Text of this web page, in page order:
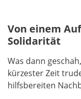
Von einem
Solidarität
Was dann
kürzester Zeit
hilfsbereiten